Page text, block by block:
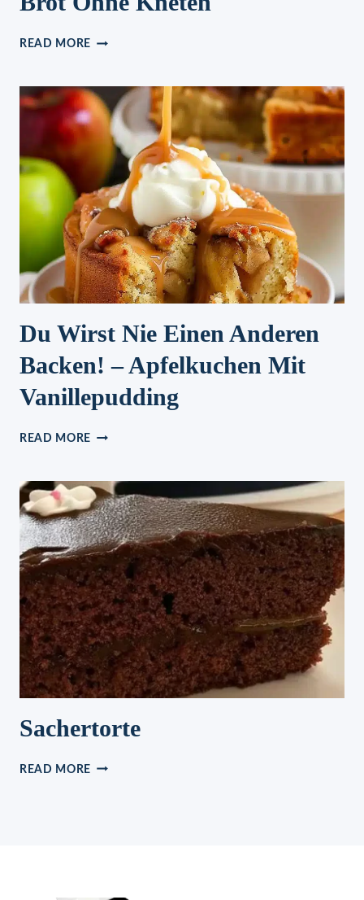
READ MORE MEIN
KEIN
GEKAUFTES
BROT
MEHR
ESSEN,
BROT
OHNE
KNETEN
Du Wirst Nie Einen Anderen
Backen! – Apfelkuchen Mit
Vanillepudding
READ MORE DU
EINEN
ANDEREN
BACKEN!
–
APFELKUCHEN
MIT
VANILLEPUDDING
Sachertorte
READ MORE SACHERTORTE